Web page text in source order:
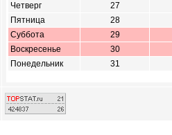
Четверг
27
Пятница
28
Суббота
29
Воскресенье
30
Понедельник
31